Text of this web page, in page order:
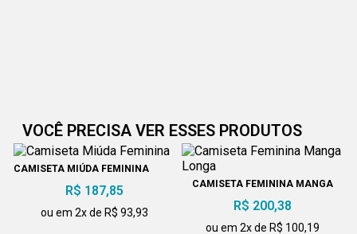
VOCÊ PRECISA VER ESSES PRODUTOS
CAMISETA MIÚDA FEMININA
R$ 187,85
ou em 2x de R$ 93,93
CAMISETA FEMININA MANGA
R$ 200,38
ou em 2x de R$ 100,19